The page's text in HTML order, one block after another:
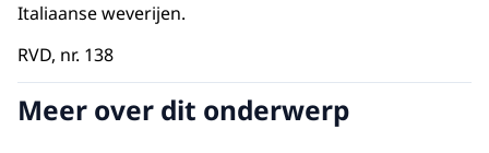
Italiaanse weverijen.
RVD, nr. 138
Meer over dit onderwerp